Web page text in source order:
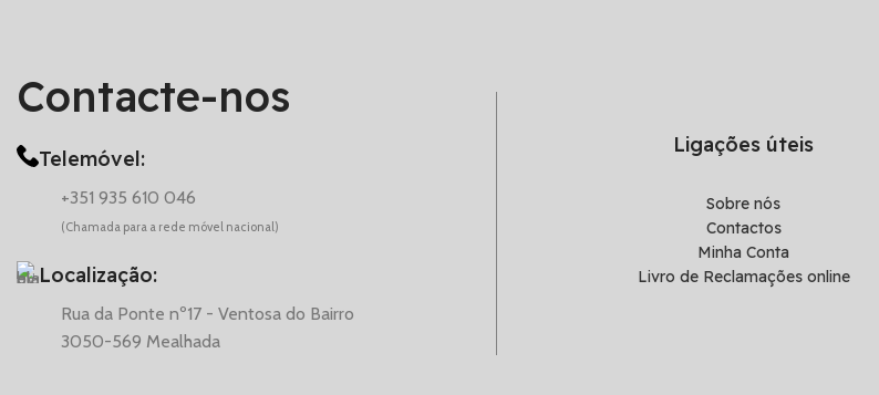
Contacte-nos
Telemóvel:
+351 935 610 046
(Chamada para a rede móvel nacional)
Localização:
Rua da Ponte nº17 - Ventosa do Bairro
3050-569 Mealhada
Ligações úteis
Sobre nós
Contactos
Minha Conta
Livro de Reclamações online